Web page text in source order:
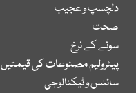
دلچسپ و عجیب
صحت
سونے کے نرخ
پیٹرولیم مصنوعات کی قیمتیں
سائنس و ٹیکنالوجی